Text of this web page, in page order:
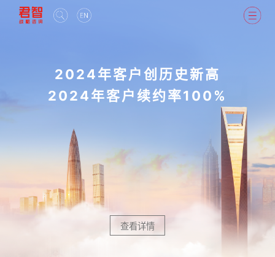
2024年客户创历史新高
2024年客户续约率100%
查看详情